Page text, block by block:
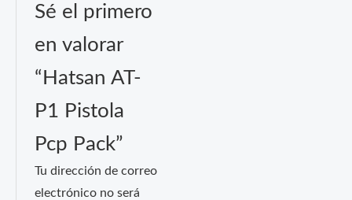
Sé el primero
en valorar
“Hatsan AT-
P1 Pistola
Pcp Pack”
Tu dirección de correo
electrónico no será